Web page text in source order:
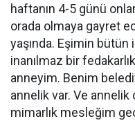
haftanın 4-5 günü
orada olmaya gayret
yaşında. Eşimin
inanılmaz bir
anneyim. Benim
annelik var. Ve
mimarlık mesleğim